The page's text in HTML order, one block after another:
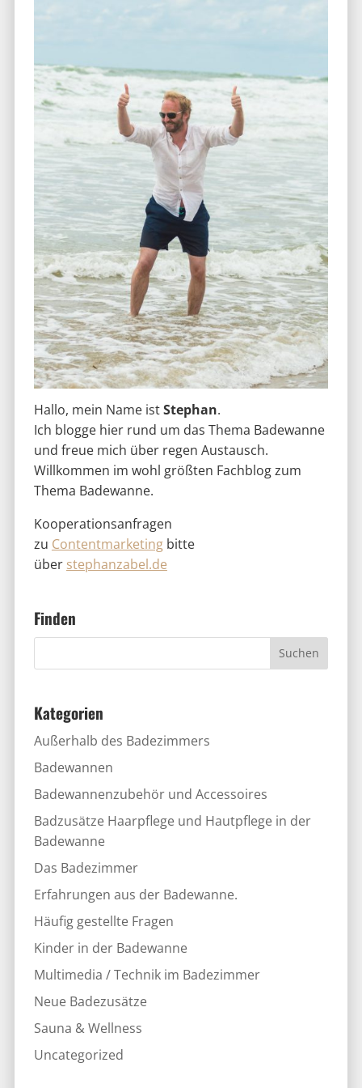
Hallo, mein Name istStephan.
Ich blogge hier rund um das Thema Badewanne
und freue mich über regen Austausch.
Willkommen im wohl größten Fachblog zum
Thema Badewanne.
Kooperationsanfragen
zu Contentmarketingbitte
über stephanzabel.de
Finden
Kategorien
Außerhalb des Badezimmers
Badewannen
Badewannenzubehör und Accessoires
Badzusätze Haarpflege und Hautpflege in der
Badewanne
Das Badezimmer
Erfahrungen aus der Badewanne.
Häufig gestellte Fragen
Kinder in der Badewanne
Multimedia / Technik im Badezimmer
Neue Badezusätze
Sauna & Wellness
Uncategorized